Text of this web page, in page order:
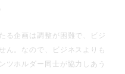
る企画は調整が困難で、ビジ
ん。なので、ビジネスよりも
ツホルダー同士が協力しあう